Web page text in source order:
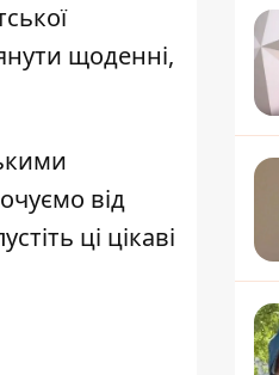
щоденні,
від
ці цікаві